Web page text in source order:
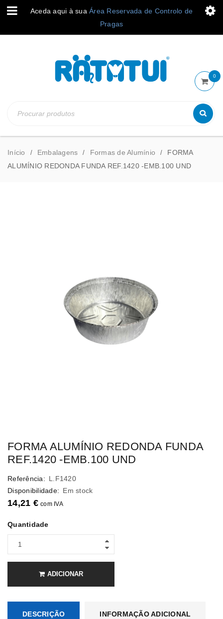
Aceda aqui à sua Área Reservada de Controlo de
Pragas
0
Início / Embalagens / Formas de Alumínio /
FORMA
ALUMÍNIO REDONDA FUNDA REF.1420 -EMB.100 UND
FORMA ALUMÍNIO REDONDA FUNDA
REF.1420 -EMB.100 UND
Referência: L.F1420
Disponibilidade: Em stock
14,21 € com IVA
Quantidade
ADICIONAR
DESCRIÇÃO INFORMAÇÃO ADICIONAL